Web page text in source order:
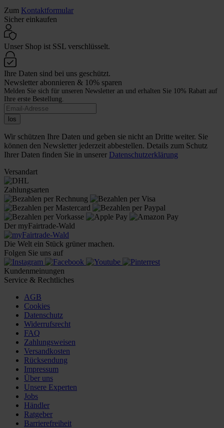
Zum Kontaktformular
Sicher einkaufen
Unser Shop ist SSL verschlüsselt.
Ihre Daten sind bei uns geschützt.
Newsletter abonnieren & 10% sparen
Melden Sie sich für unseren Newsletter an und erhalten Sie 10% Rabatt auf
Ihre erste Bestellung.
los
Wir schützen Ihre Daten und geben sie nicht an Dritte weiter. Sie
können den Newsletter jederzeit abbestellen. Details zum Schutz
Ihrer Daten finden Sie in unserer Datenschutzerklärung
Versandart
Zahlungsarten
Der myFairtrade-Wald
Die Welt ein Stück grüner machen.
Folgen Sie uns auf
Kundenmeinungen
Service & Rechtliches
AGB
Cookies
Datenschutz
Widerrufsrecht
FAQ
Zahlungsweisen
Versandkosten
Rücksendung
Impressum
Über uns
Unsere Experten
Jobs
Händler
Ratgeber
Barrierefreiheit